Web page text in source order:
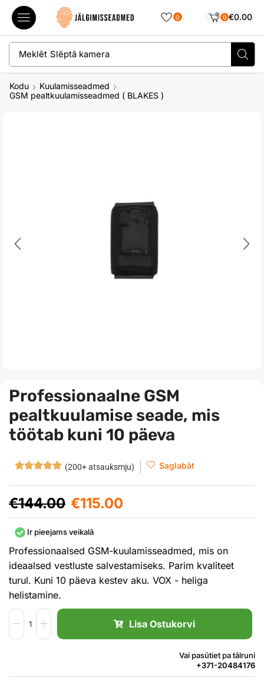
0 0 €0.00
Meklēt Slēptā kamera
Kodu
Kuulamisseadmed
GSM pealtkuulamisseadmed ( BLAKES )
Professionaalne GSM
pealtkuulamise seade, mis
töötab kuni 10 päeva
(200+ atsauksmju) Saglabāt
€144.00 €115.00
Ir pieejams veikalā
Professionaalsed GSM-kuulamisseadmed, mis on
ideaalsed vestluste salvestamiseks. Parim kvaliteet
turul. Kuni 10 päeva kestev aku. VOX - heliga
helistamine.
Lisa Ostukorvi
Vai pasūtiet pa tālruni
+371-20484176